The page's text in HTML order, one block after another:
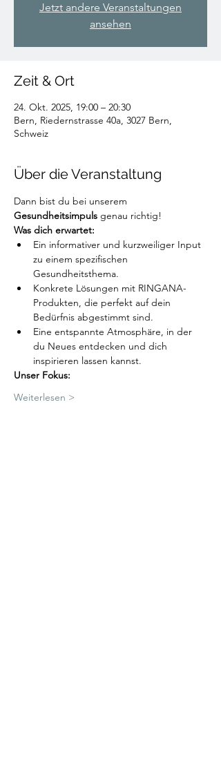
Jetzt andere Veranstaltungen
ansehen
Zeit & Ort
24. Okt. 2025, 19:00 – 20:30
Bern, Riedernstrasse 40a, 3027 Bern,
Schweiz
Über die Veranstaltung
Dann bist du bei unserem
Gesundheitsimpuls genau richtig!
Was dich erwartet:
Ein informativer und kurzweiliger Input
zu einem spezifischen
Gesundheitsthema.
Konkrete Lösungen mit RINGANA-
Produkten, die perfekt auf dein
Bedürfnis abgestimmt sind.
Eine entspannte Atmosphäre, in der
du Neues entdecken und dich
inspirieren lassen kannst.
Unser Fokus:
Weiterlesen >